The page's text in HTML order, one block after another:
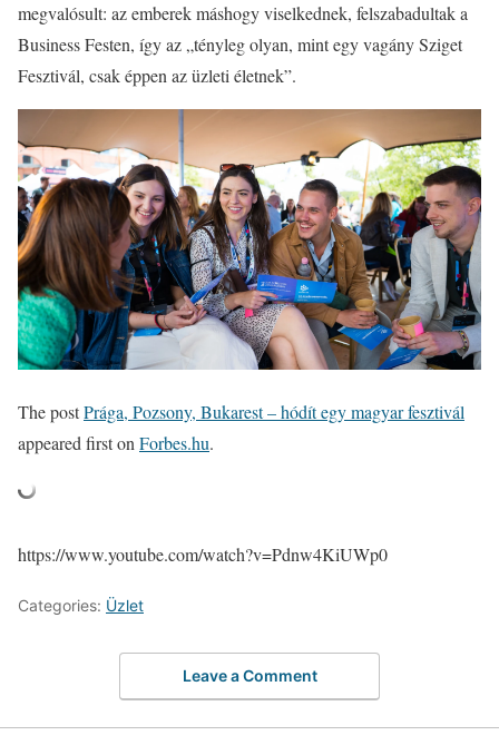
megvalósult: az emberek máshogy viselkednek, felszabadultak a
Business Festen, így az „tényleg olyan, mint egy vagány Sziget
Fesztivál, csak éppen az üzleti életnek”.
The postPrága, Pozsony, Bukarest – hódít egy magyar fesztivál
appeared first on Forbes.hu.
https://www.youtube.com/watch?v=Pdnw4KiUWp0
Categories: Üzlet
Leave a Comment